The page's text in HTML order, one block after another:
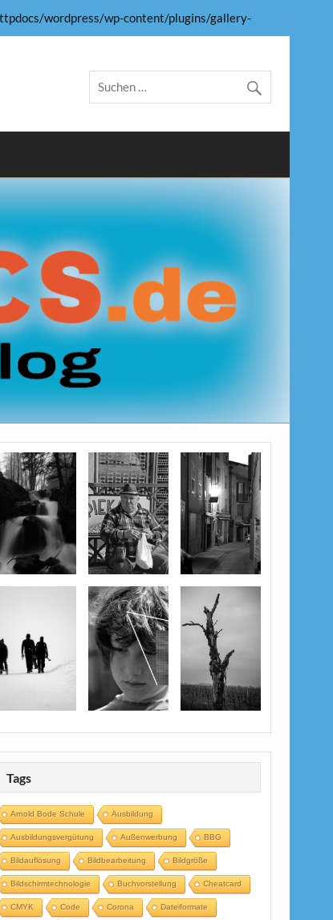
wordpress/wp-content/plugins/gallery-
Tags
Arnold Bode Schule Ausbildung
Ausbildungsvergütung Außenwerbung BBG
Bildauflösung Bildbearbeitung Bildgröße
Bildschirmtechnologie Buchvorstellung Cheatcard
CMYK Code Corona Dateiformate